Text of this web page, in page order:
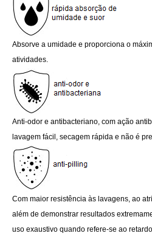
Absorve a umidade e proporciona o
atividades.
Anti-odor e antibacteriano, com ação
lavagem fácil, secagem rápida e não é
Com maior resistência às lavagens, ao
além de demonstrar resultados
uso exaustivo quando refere-se ao